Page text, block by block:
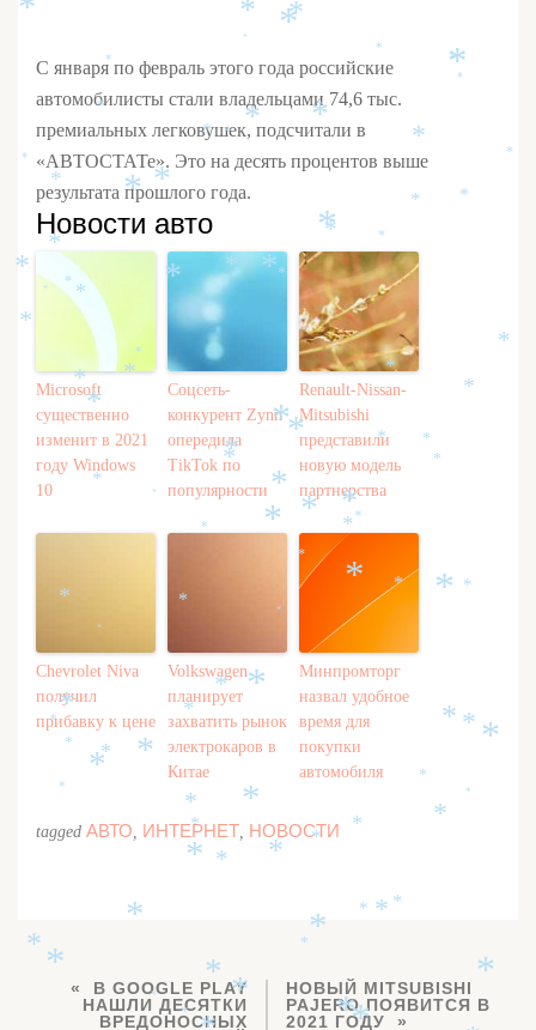
С января по февраль этого года российские
автомобилисты стали владельцами 74,6 тыс.
премиальных легковушек, подсчитали в
«АВТОСТАТе». Это на десять процентов выше
результата прошлого года.
Новости авто
Microsoft
существенно
изменит в 2021
году Windows
10
Соцсеть-
конкурент Zynn
опередила
TikTok по
популярности
Renault-Nissan-
Mitsubishi
представили
новую модель
партнерства
Chevrolet Niva
получил
прибавку к цене
Volkswagen
планирует
захватить рынок
электрокаров в
Китае
Минпромторг
назвал удобное
время для
покупки
автомобиля
tagged АВТО, ИНТЕРНЕТ, НОВОСТИ
В GOOGLE PLAY
НАШЛИ ДЕСЯТКИ
ВРЕДОНОСНЫХ
НОВЫЙ MITSUBISHI
PAJERO ПОЯВИТСЯ В
2021 ГОДУ
*
*
*
*
**
*
*
*
*
*
*
*
*
*
*
*
* *
* *
*
*
*
*
*
*
*
*
*
*
*
*
*
*
*
*
*
*
*
*
*
*
*
*
*
*
*
*
*
*
*
*
*
*
*
*
*
* *
*
* *
*
*
*
*
*
*
*
*
**
*
*
*
*
*
*
*
*
*
*
*
*
*
*
*
*
*
*
*
*